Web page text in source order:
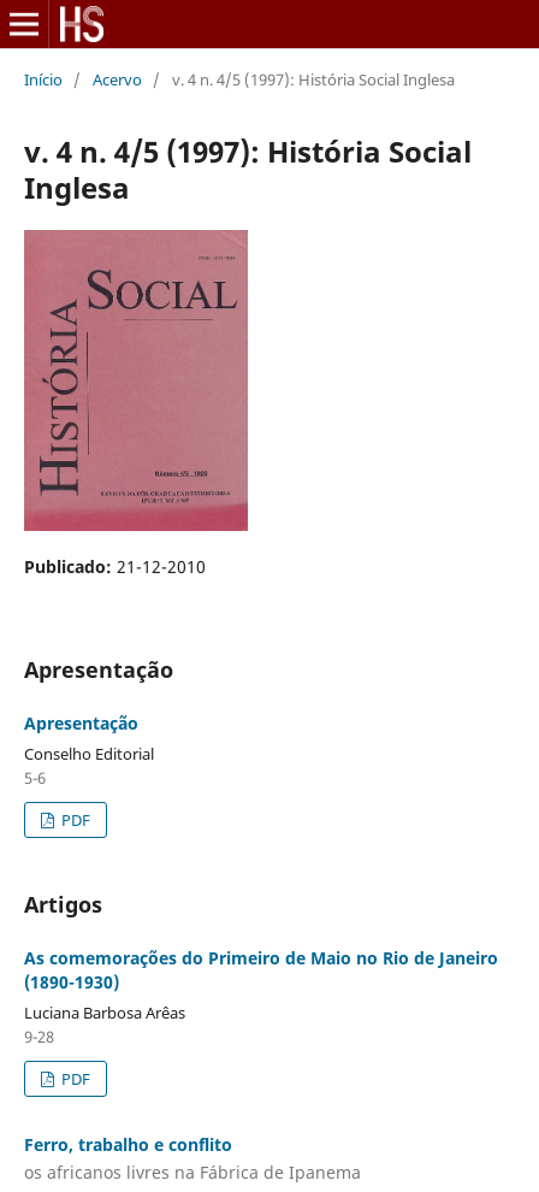
Início / Acervo / v. 4 n. 4/5 (1997): História Social Inglesa
v. 4 n. 4/5 (1997): História Social
Inglesa
Publicado: 21-12-2010
Apresentação
Apresentação
Conselho Editorial
5-6
PDF
Artigos
As comemorações do Primeiro de Maio no Rio de Janeiro
(1890-1930)
Luciana Barbosa Arêas
9-28
PDF
Ferro, trabalho e conflito
os africanos livres na Fábrica de Ipanema